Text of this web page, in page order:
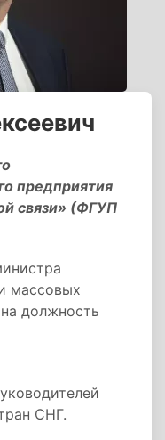
предприятия
связи» (ФГУП
массовых
должность
СНГ.